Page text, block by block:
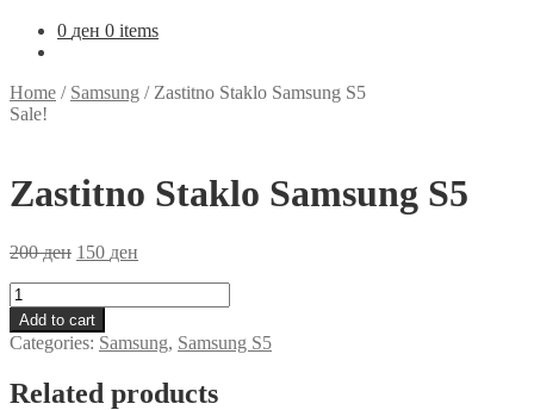
0 ден 0 items
Home / Samsung / Zastitno Staklo Samsung S5
Sale!
Zastitno Staklo Samsung S5
200ден 150 ден
Zastitno
Staklo
Samsung
S5
Add to cart
Categories: Samsung, Samsung S5
Related products